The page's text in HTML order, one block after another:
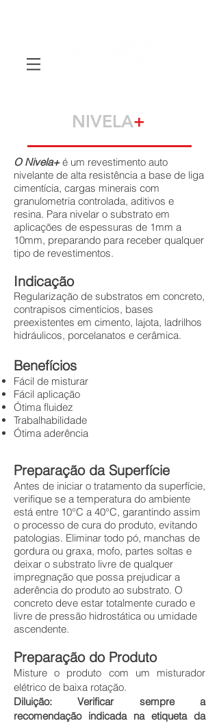
NIVELA+
O Nivela+é um revestimento auto
nivelante de alta resistência a base de liga
cimentícia, cargas minerais com
granulometria controlada, aditivos e
resina. Para nivelar o substrato em
aplicações de espessuras de 1mm a
10mm, preparando para receber qualquer
tipo de revestimentos.
Indicação
Regularização de substratos em concreto,
contrapisos cimentícios, bases
preexistentes em cimento, lajota, ladrilhos
hidráulicos, porcelanatos e cerâmica.
Benefícios
Fácil de misturar
Fácil aplicação
Ótima fluidez
Trabalhabilidade
Ótima aderência
Preparação da Superfície
Antes de iniciar o tratamento da superfície,
verifique se a temperatura do ambiente
está entre 10°C a 40°C, garantindo assim
o processo de cura do produto, evitando
patologias. Eliminar todo pó, manchas de
gordura ou graxa, mofo, partes soltas e
deixar o substrato livre de qualquer
impregnação que possa prejudicar a
aderência do produto ao substrato. O
concreto deve estar totalmente curado e
livre de pressão hidrostática ou umidade
ascendente.
Preparação do Produto
Misture o produto com um misturador
elétrico de baixa rotação.
Diluição: Verificar sempre a
recomendação indicada na etiqueta da